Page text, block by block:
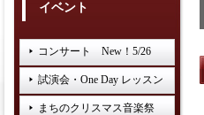
イベント
コンサート New！5/26
試演会・One Day レッスン
まちのクリスマス音楽祭